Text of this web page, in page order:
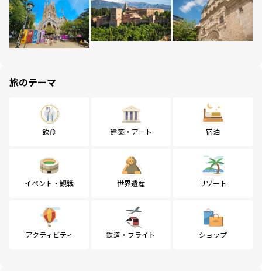
旅のテーマ
飲食 建築・アート 宿泊
イベント・観戦 世界遺産 リゾート
アクティビティ 鉄道・フライト ショップ